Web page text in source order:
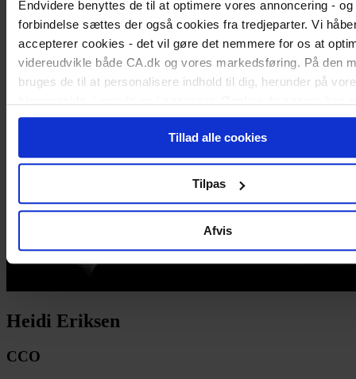
Endvidere benyttes de til at optimere vores annoncering - og
forbindelse sættes der også cookies fra tredjeparter. Vi
accepterer cookies - det vil gøre det nemmere for os at
videreudvikle både CA.dk og vores markedsføring. På den
bruges de til at personalisere indhold til dig, herunder på
cookie-samtykke, kan du altid gøre det ved at klikke på
Tillad alle cookies
Tilpas
Afvis
Heidi Eriksen
CCO